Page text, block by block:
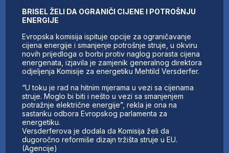
BRISEL ŽELI DA OGRANIČI CIJENE I POTROŠNJU
ENERGIJE
Evropska komisija ispituje opcije za ograničavanje
cijena energije i smanjenje potrošnje struje, u okviru
novih prijedloga o borbi protiv naglog porasta cijena
energenata, izjavila je zamjenik generalnog direktora
odjeljenja Komisije za energetiku Mehtild Versderfer.
“U toku je rad na hitnim mjerama u vezi sa cijenama
struje. Moglo bi biti i nešto u vezi sa smanjenjem
potražnje električne energije”, rekla je ona na
sastanku odbora Evropskog parlamenta za
energetiku.
Versderferova je dodala da Komisija želi da
dugoročno reformiše dizajn tržišta struje u EU.
(Agencije)